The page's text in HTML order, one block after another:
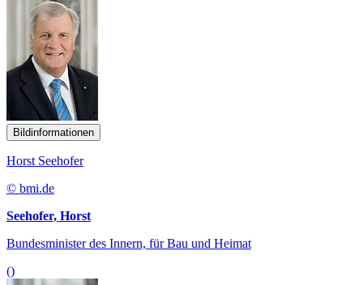
Bildinformationen
Horst Seehofer
© bmi.de
Seehofer, Horst
Bundesminister des Innern, für Bau und Heimat
()